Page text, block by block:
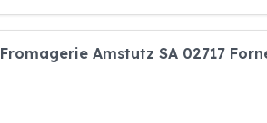
Amstutz SA 02717